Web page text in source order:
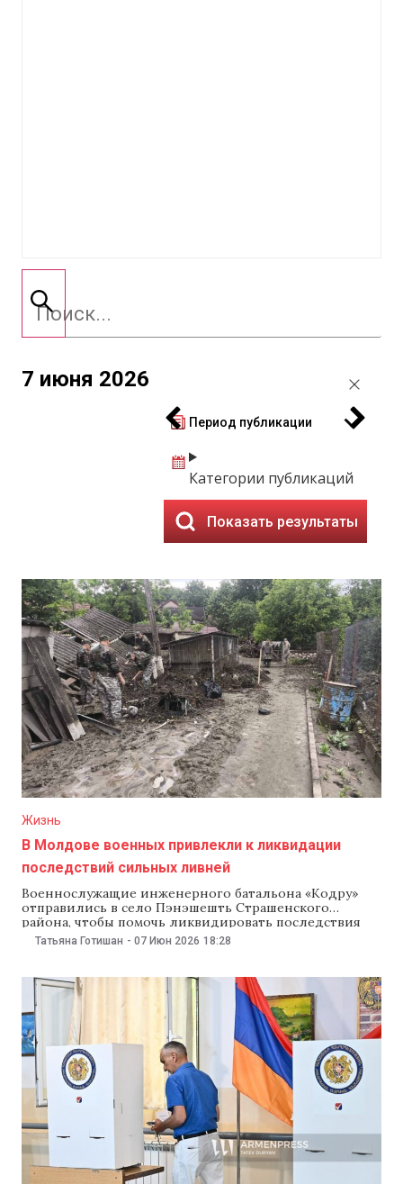
7 июня 2026
Период публикации
Категории публикаций
Показать результаты
Жизнь
В Молдове военных привлекли к ликвидации
последствий сильных ливней
Военнослужащие инженерного батальона «Кодру»
отправились в село Пэнэшешть Страшенского
района, чтобы помочь ликвидировать последствия
сильных ливней, которые прошли по всей стране в
направились на место по запросу местных властей.
Они помогают устранять последствия непогоды и
Татьяна Готишан - 07 Июн 2026 18:28